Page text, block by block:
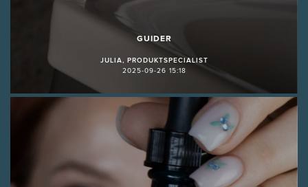
GUIDER
JULIA, PRODUKTSPECIALIST
2025-09-26 15:18